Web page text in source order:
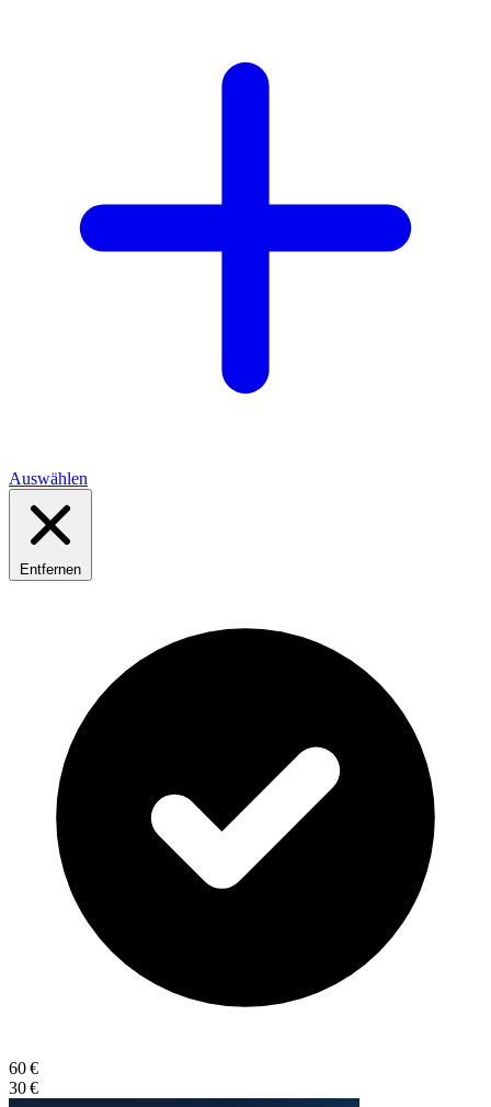
Auswählen
Entfernen
60 €
30 €